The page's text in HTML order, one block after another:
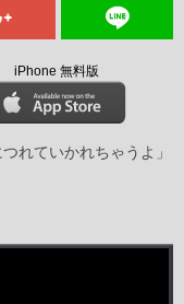
iPhone 無料版
れていかれちゃうよ」